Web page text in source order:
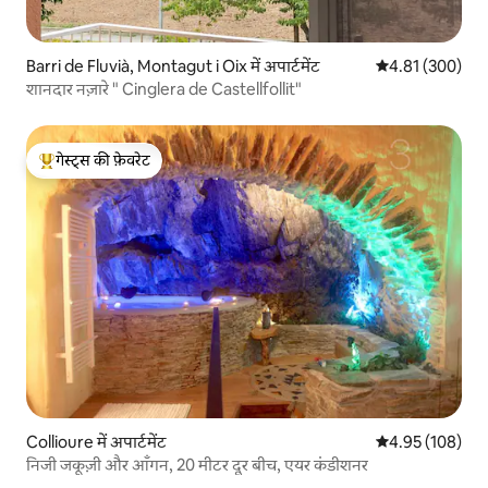
Barri de Fluvià, Montagut i Oix में अपार्टमेंट औसत रेटिंग 5 में से
4.81 (300)
शानदार नज़ारे " Cinglera de Castellfollit"
गेस्ट्स का टॉप फ़ेवरेट
गेस्ट्स की फ़ेवरेट
Collioure में अपार्टमेंट औसत रेटिंग 5 में से
4.95 (108)
निजी जकूज़ी और आँगन, 20 मीटर दूर बीच, एयर कंडीशनर